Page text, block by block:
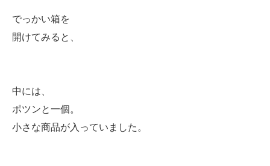
でっかい箱を
開けてみると、
中には、
ポツンと一個。
小さな商品が入っていました。